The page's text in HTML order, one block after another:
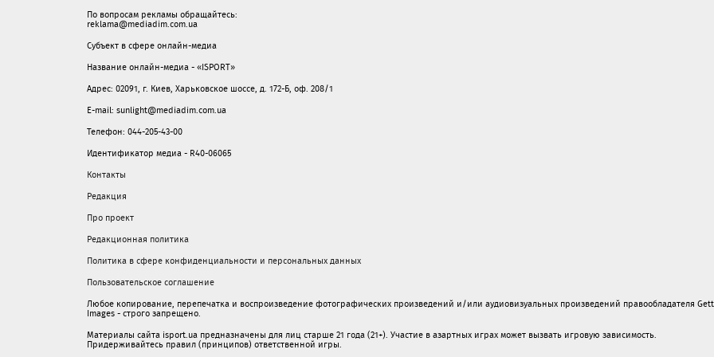
По вопросам рекламы обращайтесь:
reklama@mediadim.com.ua
Субъект в сфере онлайн-медиа
Название онлайн-медиа - «ISPORT»
Адрес: 02091, г. Киев, Харьковское шоссе, д. 172-Б, оф. 208/1
E-mail: sunlight@mediadim.com.ua
Телефон: 044-205-43-00
Идентификатор медиа - R40-06065
Контакты
Редакция
Про проект
Редакционная политика
Политика в сфере конфиденциальности и персональных данных
Пользовательское соглашение
Любое копирование, перепечатка и воспроизведение фотографических произведений и/или аудиовизуальных произведений правообладателя
Images - строго запрещено.
Материалы сайта isport.ua предназначены для лиц старше 21 года (21+). Участие в азартных играх может вызвать игровую зависимость.
Придерживайтесь правил (принципов) ответственной игры.